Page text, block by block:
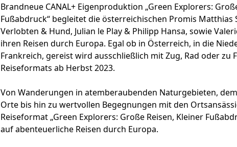
Brandneue CANAL+ Eigenproduktion „Green Explorers:
Fußabdruck“ begleitet die österreichischen Promis Matthias
Verlobten & Hund, Julian le Play & Philipp Hansa, sowie
ihren Reisen durch Europa. Egal ob in Österreich, in die
Frankreich, gereist wird ausschließlich mit Zug, Rad oder zu
Reiseformats ab Herbst 2023.
Von Wanderungen in atemberaubenden Naturgebieten,
Orte bis hin zu wertvollen Begegnungen mit den
Reiseformat „Green Explorers: Große Reisen, Kleiner
auf abenteuerliche Reisen durch Europa.